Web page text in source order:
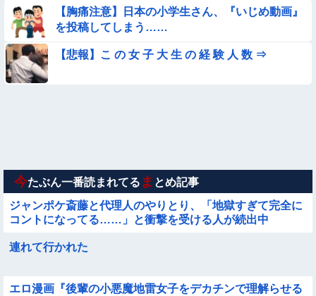
【動画】美少女4人組の20年後の姿がヤバいwwwwww
【画像】昔の日本人の水着、ゑっちｗｗｗｗｗｗｗ
【胸痛注意】日本の小学生さん、『いじめ動画』
を投稿してしまう……
【悲報】こ の 女 子 大 生 の 経 験 人 数 ⇒
今たぶん一番読まれてる ま とめ記事
ジャンポケ斎藤と代理人のやりとり、「地獄すぎて完全に
コントになってる……」と衝撃を受ける人が続出中
連れて行かれた
エロ漫画『後輩の小悪魔地雷女子をデカチンで理解らせる